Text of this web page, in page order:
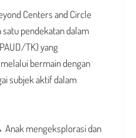
Centers and Circle
satu pendekatan dalam
TK) yang
bermain dengan
subjek aktif dalam
mengeksplorasi dan